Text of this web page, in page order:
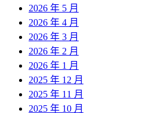
2026 年 5 月
2026 年 4 月
2026 年 3 月
2026 年 2 月
2026 年 1 月
2025 年 12 月
2025 年 11 月
2025 年 10 月